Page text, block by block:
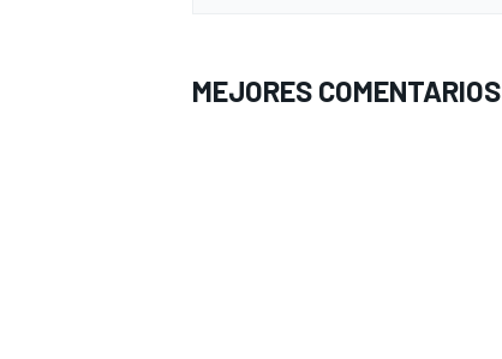
MEJORES COMENTARIOS